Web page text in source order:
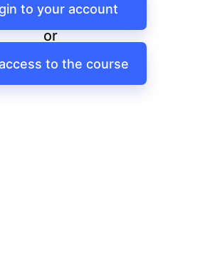
to your account
or
to the course